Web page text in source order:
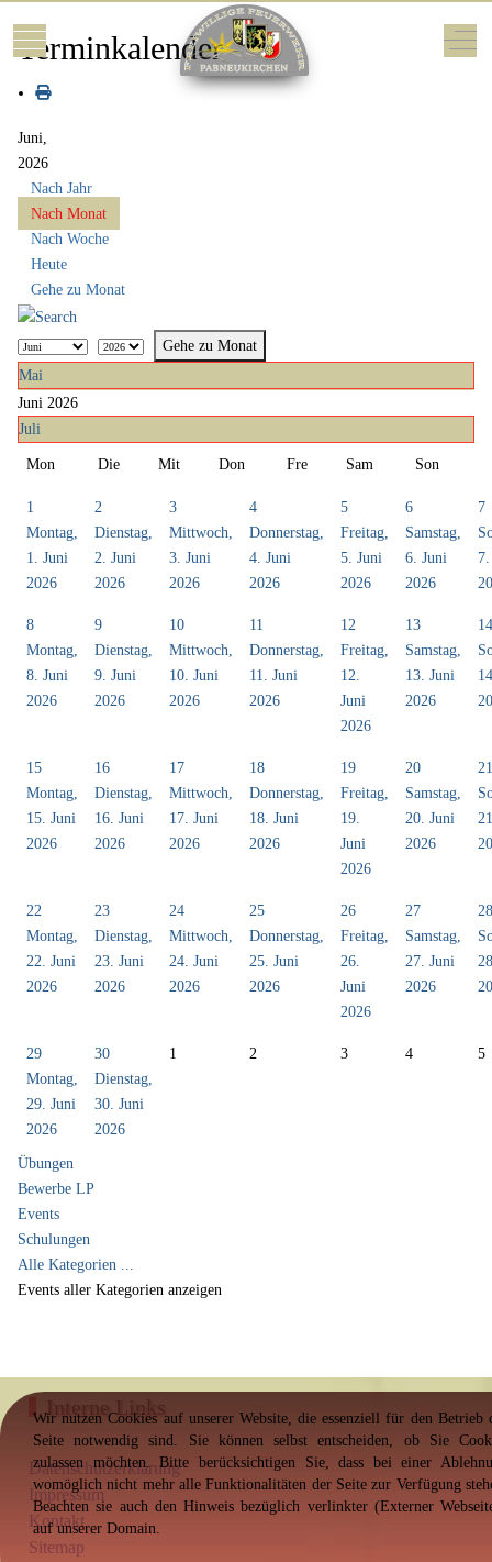
Mobile Menu Toggle Off-
Terminkalender
Juni,
2026
Nach Jahr
Nach Monat
Nach Woche
Heute
Gehe zu Monat
Gehe zu Monat
Mai
Juni 2026
Juli
Mon Die Mit Don Fre Sam Son
1
Montag,
1. Juni
2026
2
Dienstag,
2. Juni
2026
3
Mittwoch,
3. Juni
2026
4
Donnerstag,
4. Juni
2026
5
Freitag,
5. Juni
2026
6
Samstag,
6. Juni
2026
7
8
Montag,
8. Juni
2026
9
Dienstag,
9. Juni
2026
10
Mittwoch,
10. Juni
2026
11
Donnerstag,
11. Juni
2026
12
Freitag,
12.
Juni
2026
13
Samstag,
13. Juni
2026
15
Montag,
15. Juni
2026
16
Dienstag,
16. Juni
2026
17
Mittwoch,
17. Juni
2026
18
Donnerstag,
18. Juni
2026
19
Freitag,
19.
Juni
2026
20
Samstag,
20. Juni
2026
22
Montag,
22. Juni
2026
23
Dienstag,
23. Juni
2026
24
Mittwoch,
24. Juni
2026
25
Donnerstag,
25. Juni
2026
26
Freitag,
26.
Juni
2026
27
Samstag,
27. Juni
2026
29
Montag,
29. Juni
2026
30
Dienstag,
30. Juni
2026
1 2 3 4 5
Übungen
Bewerbe LP
Events
Schulungen
Alle Kategorien ...
Events aller Kategorien anzeigen
Interne Links
Datenschutzerklärung
Impressum
Kontakt
Sitemap
Wir nutzen Cookies auf unserer Website, die essenziell für den Betrieb
Seite notwendig sind. Sie können selbst entscheiden, ob Sie
zulassen möchten. Bitte berücksichtigen Sie, dass bei einer
womöglich nicht mehr alle Funktionalitäten der Seite zur Verfügung
Beachten sie auch den Hinweis bezüglich verlinkter (Externer
auf unserer Domain.